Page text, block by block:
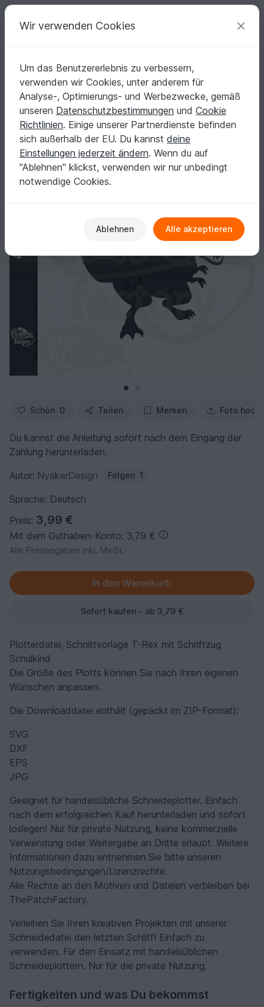
Deine kreativen Ideen
Deutsch | € (EUR) einloggen Kostenlos registrieren
Startseite Plotten Plottdateien
Plotterdatei, Schnittvorlage Schulkind T-Rex Dinosaurier
Plotterdatei, Schnittvorlage Schulkind T-Rex
Dinosaurier
Schön 0 Teilen Merken Foto
Du kannst die Anleitung sofort nach dem Eingang der
Zahlung herunterladen.
Autor: NyakerDesign Folgen 1
Sprache: Deutsch
Preis: 3,99 €
Mit dem Guthaben-Konto: 3,79 €
Alle Preisangaben inkl. MwSt.
Sofort kaufen - ab 3,79 €
Plotterdatei, Schnittvorlage T-Rex mit Schriftzug
Schulkind
Die Größe des Plotts können Sie nach Ihren eigenen
Wünschen anpassen.
Die Downloaddatei enthält (gepackt im ZIP-Format):
SVG
DXF
EPS
JPG
Geeignet für handelsübliche Schneideplotter. Einfach
nach dem erfolgreichen Kauf herunterladen und sofort
loslegen! Nur für private Nutzung, keine kommerzielle
Verwendung oder Weitergabe an Dritte erlaubt. Weitere
Informationen dazu entnehmen Sie bitte unseren
Nutzungsbedingungen/Lizenzrechte.
Alle Rechte an den Motiven und Dateien verbleiben bei
ThePatchFactory.
Verleihen Sie Ihren kreativen Projekten mit unserer
Schneidedatei den letzten Schliff! Einfach zu
verwenden. Für den Einsatz mit handelsüblichen
Schneideplottern. Nur für die private Nutzung.
Fertigkeiten und was Du bekommst
Wir verwenden Cookies
Um das Benutzererlebnis zu verbessern,
verwenden wir Cookies, unter anderem für
Analyse-, Optimierungs- und Werbezwecke, gemäß
unseren Datenschutzbestimmungen und Cookie
Richtlinien. Einige unserer Partnerdienste befinden
sich außerhalb der EU. Du kannst deine
Einstellungen jederzeit ändern. Wenn du auf
"Ablehnen" klickst, verwenden wir nur unbedingt
notwendige Cookies.
Ablehnen Alle akzeptieren